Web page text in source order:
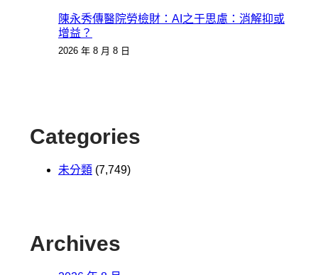
陳永秀傳醫院勞檢財：AI之于思慮：消解抑或
增益？
2026 年 8 月 8 日
Categories
未分類 (7,749)
Archives